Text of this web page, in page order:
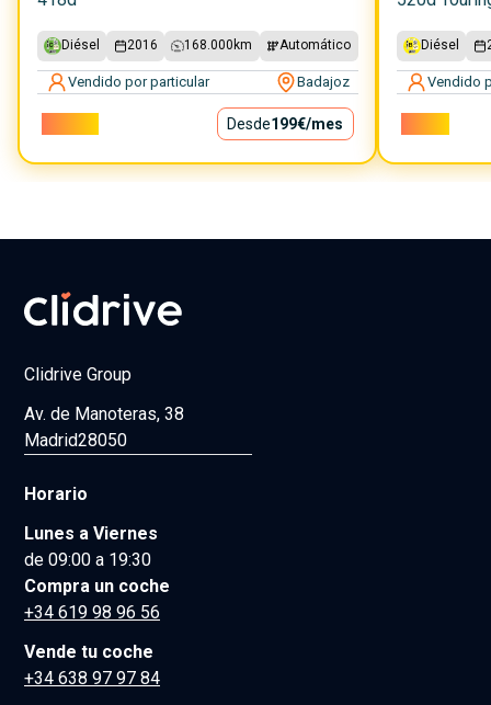
Diésel 2016 168.000 km Automático
Vendido por particular Badajoz
Desde199€/mes
Diésel
Vendido
Clidrive Group
Av. de Manoteras, 38
Madrid28050
Horario
Lunes a Viernes
de 09:00 a 19:30
Compra un coche
+34 619 98 96 56
Vende tu coche
+34 638 97 97 84